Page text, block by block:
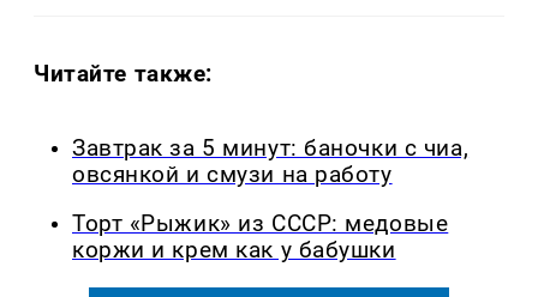
Читайте также:
Завтрак за 5 минут: баночки с чиа,
овсянкой и смузи на работу
Торт «Рыжик» из СССР: медовые
коржи и крем как у бабушки